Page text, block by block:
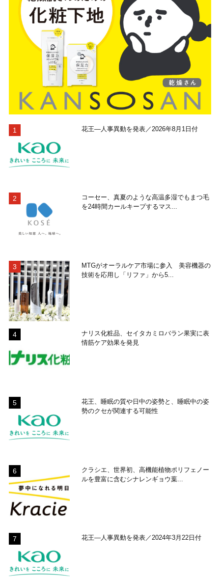
花王―人事異動を発表／2026年8月1日付
コーセー、真夏のような高温多湿でもまつ毛
を24時間カールキープするマス...
MTGがオーラルケア市場に参入 美容機器の
技術を応用し「リファ」から5...
ナリス化粧品、セイタカミロバラン果実に表
情筋ケア効果を発見
花王、睡眠の質や日中の姿勢と、睡眠中の姿
勢のクセが関連する可能性
クラシエ、世界初、高機能植物ポリフェノー
ルを豊富に含むシナレンギョウ葉...
花王―人事異動を発表／2024年3月22日付